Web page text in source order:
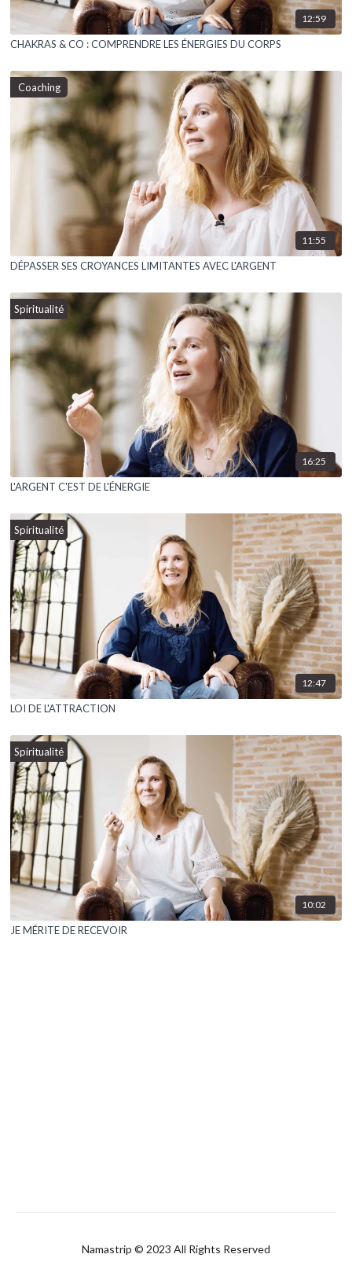
12:59
CHAKRAS & CO : COMPRENDRE LES ÉNERGIES DU CORPS
Coaching
11:55
DÉPASSER SES CROYANCES LIMITANTES AVEC L'ARGENT
Spiritualité
16:25
L'ARGENT C'EST DE L'ÉNERGIE
Spiritualité
12:47
LOI DE L'ATTRACTION
Spiritualité
10:02
JE MÉRITE DE RECEVOIR
Namastrip © 2023 All Rights Reserved